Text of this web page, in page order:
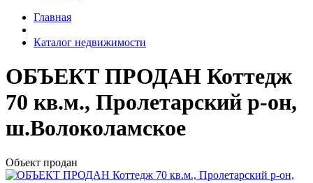
Главная
Каталог недвижимости
ОБЪЕКТ ПРОДАН Коттедж
70 кв.м., Пролетарский р-он,
ш.Волоколамское
Объект продан